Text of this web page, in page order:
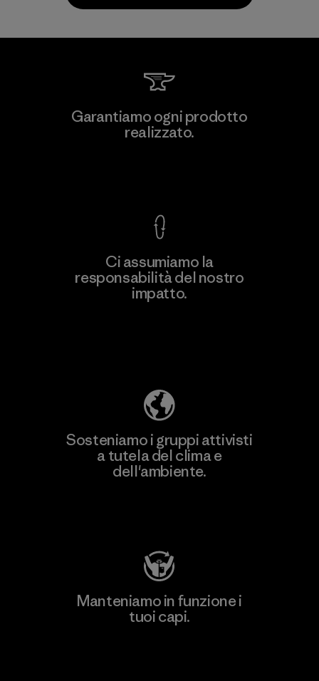
Scopri di più
MAS Active (Pvt) Ltd - Sleekline
Garantiamo ogni prodotto
realizzato.
Ci assumiamo la
responsabilità del nostro
impatto.
Sosteniamo i gruppi attivisti
a tutela del clima e
dell'ambiente.
Manteniamo in funzione i
tuoi capi.